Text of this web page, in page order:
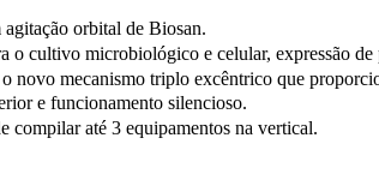
orbital de Biosan.
o cultivo microbiológico e celular, expressão
novo mecanismo triplo excêntrico que
e funcionamento silencioso.
compilar até 3 equipamentos na vertical.